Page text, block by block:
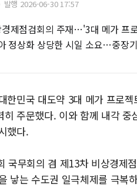
발행 2026-06-30 17:57
제점검회의 주재…'3대 메가 프
정상화 상당한 시일 소요…중장
한민국 대도약 3대 메가 프로
히 주문했다. 이와 함께 내각
했다.
국무회의 겸 제13차 비상경제
낳는 수도권 일극체제를 극복